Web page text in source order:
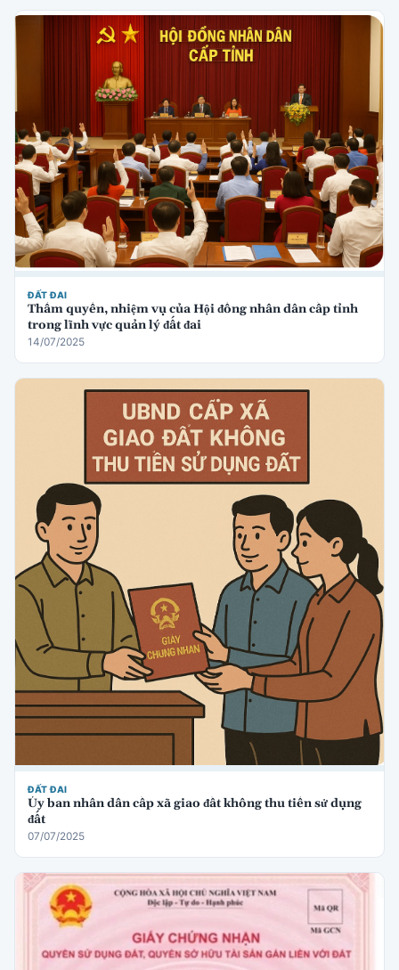
ĐẤT ĐAI
Thẩm quyền, nhiệm vụ của Hội đồng nhân dân cấp tỉnh
trong lĩnh vực quản lý đất đai
14/07/2025
ĐẤT ĐAI
Ủy ban nhân dân cấp xã giao đất không thu tiền sử dụng
đất
07/07/2025